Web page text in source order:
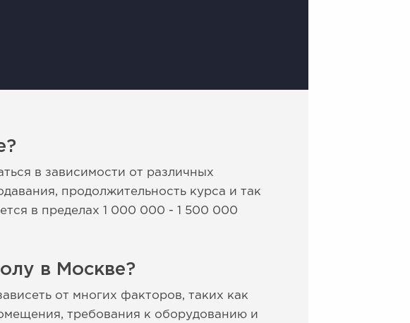
в зависимости от различных
продолжительность курса и так
в пределах 1 000 000 - 1 500 000
в Москве?
от многих факторов, таких как
требования к оборудованию и